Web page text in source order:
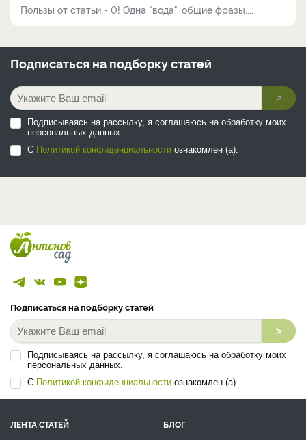
Пользы от статьи - 0! Одна "вода", общие фразы....
Подписаться на подборку статей
>
Подписываясь на рассылку, я соглашаюсь на обработку моих
персональных данных.
С Политикой конфиденциальности ознакомлен (а).
Подписаться на подборку статей
>
Подписываясь на рассылку, я соглашаюсь на обработку моих
персональных данных.
С Политикой конфиденциальности ознакомлен (а).
ЛЕНТА СТАТЕЙ
БЛОГ